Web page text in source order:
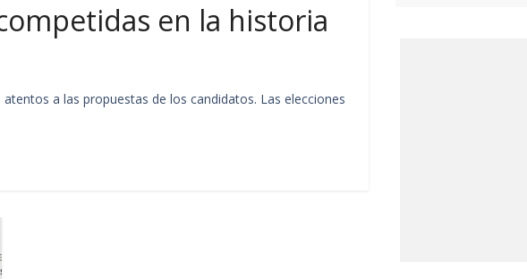
en la historia
a las propuestas de los candidatos. Las elecciones